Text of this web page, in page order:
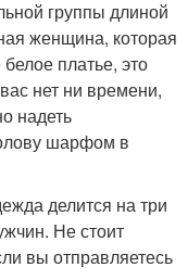
группы длиной
женщина, которая
платье, это
нет ни времени,
надеть
шарфом в
делится на три
Не стоит
вы отправляетесь